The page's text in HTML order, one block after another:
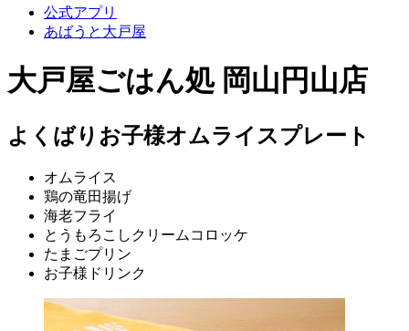
公式アプリ
あばうと大戸屋
大戸屋ごはん処 岡山円山店
よくばりお子様オムライスプレート
オムライス
鶏の竜田揚げ
海老フライ
とうもろこしクリームコロッケ
たまごプリン
お子様ドリンク